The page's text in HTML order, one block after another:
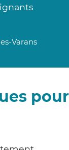
Varans
pour